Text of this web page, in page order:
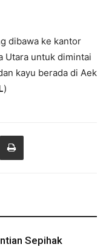
dibawa ke kantor
Utara untuk dimintai
kayu berada di Aek
)
Sepihak